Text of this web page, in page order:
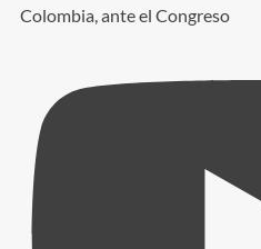
Colombia, ante el Congreso